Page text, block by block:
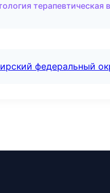
терапевтическая
федеральный